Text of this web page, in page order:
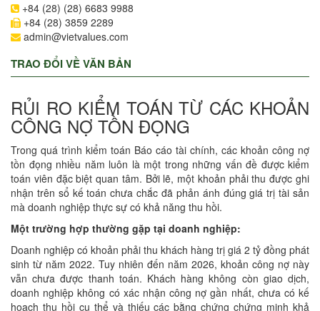
+84 (28) (28) 6683 9988
+84 (28) 3859 2289
admin@vietvalues.com
TRAO ĐỔI VỀ VĂN BẢN
RỦI RO KIỂM TOÁN TỪ CÁC KHOẢN
CÔNG NỢ TỒN ĐỌNG
Trong quá trình kiểm toán Báo cáo tài chính, các khoản công nợ
tồn đọng nhiều năm luôn là một trong những vấn đề được kiểm
toán viên đặc biệt quan tâm. Bởi lẽ, một khoản phải thu được ghi
nhận trên sổ kế toán chưa chắc đã phản ánh đúng giá trị tài sản
mà doanh nghiệp thực sự có khả năng thu hồi.
Một trường hợp thường gặp tại doanh nghiệp:
Doanh nghiệp có khoản phải thu khách hàng trị giá 2 tỷ đồng phát
sinh từ năm 2022. Tuy nhiên đến năm 2026, khoản công nợ này
vẫn chưa được thanh toán. Khách hàng không còn giao dịch,
doanh nghiệp không có xác nhận công nợ gần nhất, chưa có kế
hoạch thu hồi cụ thể và thiếu các bằng chứng chứng minh khả